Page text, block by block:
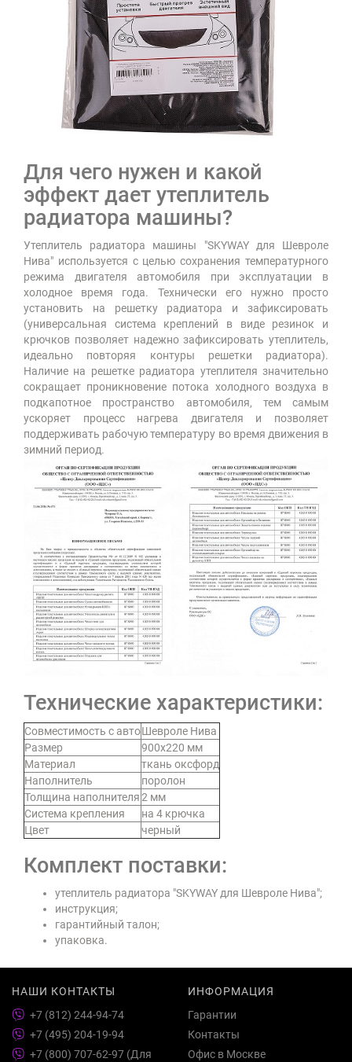
Для чего нужен и какой
эффект дает утеплитель
радиатора машины?
Утеплитель радиатора машины "SKYWAY для Шевроле
Нива" используется с целью сохранения температурного
режима двигателя автомобиля при эксплуатации в
холодное время года. Технически его нужно просто
установить на решетку радиатора и зафиксировать
(универсальная система креплений в виде резинок и
крючков позволяет надежно зафиксировать утеплитель,
идеально повторяя контуры решетки радиатора).
Наличие на решетке радиатора утеплителя значительно
сокращает проникновение потока холодного воздуха в
подкапотное пространство автомобиля, тем самым
ускоряет процесс нагрева двигателя и позволяет
поддерживать рабочую температуру во время движения в
зимний период.
Технические характеристики:
Совместимость с автоШевроле Нива
Размер
900х220 мм
Материал
ткань оксфорд
Наполнитель
поролон
Толщина наполнителя2 мм
Система крепления
на 4 крючка
Цвет
черный
Комплект поставки:
утеплитель радиатора "SKYWAY для Шевроле Нива";
инструкция;
гарантийный талон;
упаковка.
НАШИ КОНТАКТЫ
+7 (812) 244-94-74
+7 (495) 204-19-94
+7 (800) 707-62-97 (Для
ИНФОРМАЦИЯ
Гарантии
Контакты
Офис в Москве